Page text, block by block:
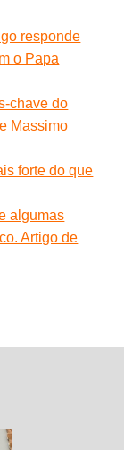
responde
o Papa
chave do
Massimo
forte do que
algumas
Artigo de